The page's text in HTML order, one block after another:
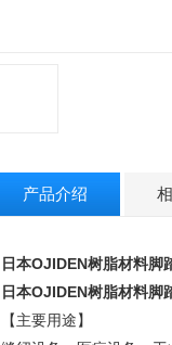
产品介绍
日本OJIDEN树脂材料脚
日本OJIDEN树脂材料脚
【主要用途】